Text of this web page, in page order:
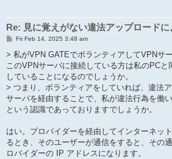
Re: 見に覚えがない違法アップロード
P
s
Fri Feb 14, 2025 3:48 am
> 私がVPN GATEでボランティアしてVPNサ
このVPNサーバに接続している方は私のPCと
していることになるのでしょうか。
> つまり、ボランティアをしていれば、違法
サーバを経由することで、私が違法行為を働
という認識であっておりますでしょうか。
はい。プロバイダーを経由してインターネッ
るとき、そのユーザーが通信をすると、その
ロバイダーの IP アドレスになります。